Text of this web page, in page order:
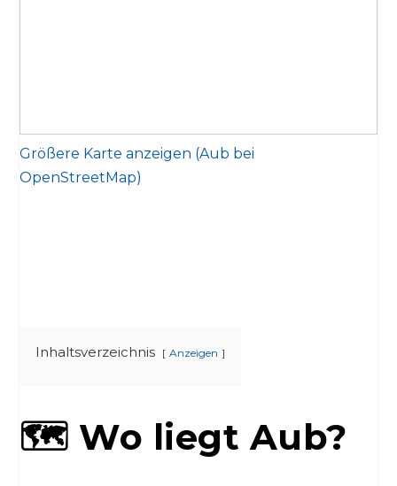
Größere Karte anzeigen (Aub bei
OpenStreetMap)
Inhaltsverzeichnis Anzeigen
🗺️ Wo liegt Aub?